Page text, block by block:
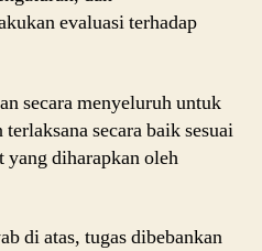
evaluasi terhadap
secara menyeluruh untuk
secara baik sesuai
yang diharapkan oleh
di atas, tugas dibebankan